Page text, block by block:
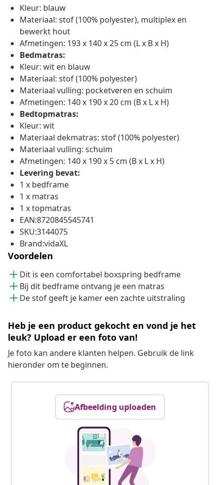
Kleur: blauw
Materiaal: stof (100% polyester), multiplex en
bewerkt hout
Afmetingen: 193 x 140 x 25 cm (L x B x H)
Bedmatras:
Kleur: wit en blauw
Materiaal: stof (100% polyester)
Materiaal vulling: pocketveren en schuim
Afmetingen: 140 x 190 x 20 cm (B x L x H)
Bedtopmatras:
Kleur: wit
Materiaal dekmatras: stof (100% polyester)
Materiaal vulling: schuim
Afmetingen: 140 x 190 x 5 cm (B x L x H)
Levering bevat:
1 x bedframe
1 x matras
1 x topmatras
EAN:8720845545741
SKU:3144075
Brand:vidaXL
Voordelen
Dit is een comfortabel boxspring bedframe
Bij dit bedframe ontvang je een matras
De stof geeft je kamer een zachte uitstraling
Heb je een product gekocht en vond je het
leuk? Upload er een foto van!
Je foto kan andere klanten helpen. Gebruik de link
hieronder om te beginnen.
Afbeelding uploaden